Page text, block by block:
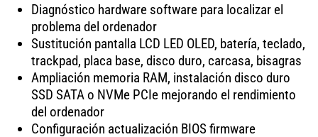
Diagnóstico hardware software para localizar el
problema del ordenador
Sustitución pantalla LCD LED OLED, batería, teclado,
trackpad, placa base, disco duro, carcasa, bisagras
Ampliación memoria RAM, instalación disco duro
SSD SATA o NVMe PCIe mejorando el rendimiento
del ordenador
Configuración actualización BIOS firmware